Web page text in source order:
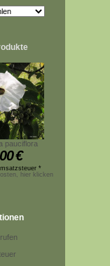
pauciflora
€
*
hier klicken